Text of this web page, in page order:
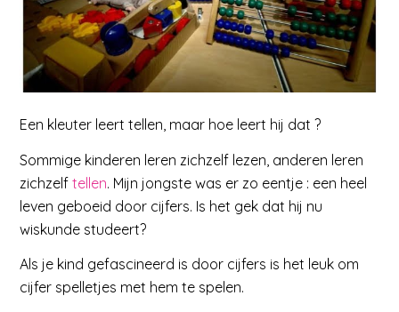
Een kleuter leert tellen, maar hoe leert hij dat ?
Sommige kinderen leren zichzelf lezen, anderen leren
zichzelftellen. Mijn jongste was er zo eentje : een heel
leven geboeid door cijfers. Is het gek dat hij nu
wiskunde studeert?
Als je kind gefascineerd is door cijfers is het leuk om
cijfer spelletjes met hem te spelen.